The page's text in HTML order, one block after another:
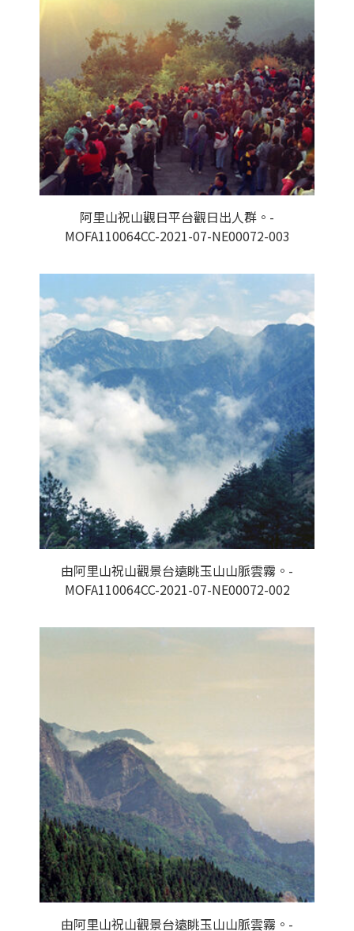
阿里山祝山觀日平台觀日出人群。-
MOFA110064CC-2021-07-NE00072-003
由阿里山祝山觀景台遠眺玉山山脈雲霧。-
MOFA110064CC-2021-07-NE00072-002
由阿里山祝山觀景台遠眺玉山山脈雲霧。-